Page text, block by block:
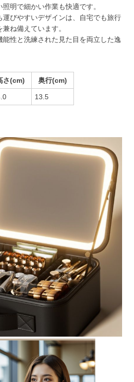
明で細かい作業も快適です。
運びやすいデザインは、自宅でも旅行
ね備えています。
能性と洗練された見た目を両立した逸
さ(cm) 奥行(cm)
13.5